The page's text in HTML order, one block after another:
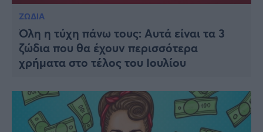
ΖΩΔΙΑ
Όλη η τύχη πάνω τους: Αυτά είναι τα 3
ζώδια που θα έχουν περισσότερα
χρήματα στο τέλος του Ιουλίου